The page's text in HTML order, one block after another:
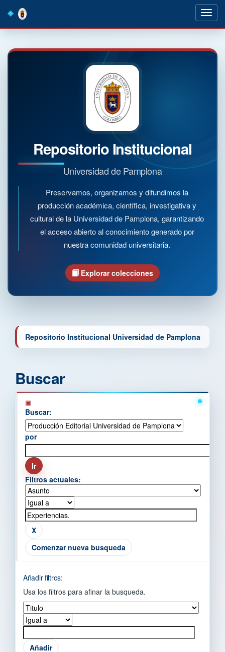
navigation
Repositorio Institucional
Universidad de Pamplona
Preservamos, organizamos y difundimos la
producción académica, científica, investigativa y
cultural de la Universidad de Pamplona, garantizando
el acceso abierto al conocimiento generado por
nuestra comunidad universitaria.
Explorar colecciones
Repositorio Institucional Universidad de Pamplona
Buscar
Buscar:
por
Filtros actuales:
Comenzar nueva busqueda
Añadir filtros:
Usa los filtros para afinar la busqueda.